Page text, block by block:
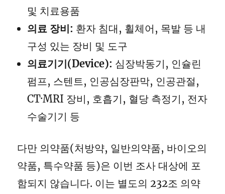
및 치료용품
의료 장비: 환자 침대, 휠체어, 목발 등 내
구성 있는 장비 및 도구
의료기기(Device): 심장박동기, 인슐린
펌프, 스텐트, 인공심장판막, 인공관절,
CT·MRI 장비, 호흡기, 혈당 측정기, 전자
수술기기 등
다만 의약품(처방약, 일반의약품, 바이오의
약품, 특수약품 등)은 이번 조사 대상에 포
함되지 않습니다. 이는 별도의 232조 의약